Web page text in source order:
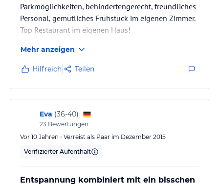
Parkmöglichkeiten, behindertengerecht, freundliches
Personal, gemütliches Frühstück im eigenen Zimmer.
Top Restaurant im eigenen Haus!
Mehr anzeigen
Hilfreich Teilen
Eva (36-40)
23 Bewertungen
Vor 10 Jahren • Verreist als Paar im Dezember 2015
Verifizierter Aufenthalt
Entspannung kombiniert mit ein bisschen